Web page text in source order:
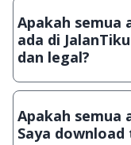
Apakah semua
ada di
dan legal?
Ya, JalanTikus hanya
crack, patch atau
Apakah semua
Saya